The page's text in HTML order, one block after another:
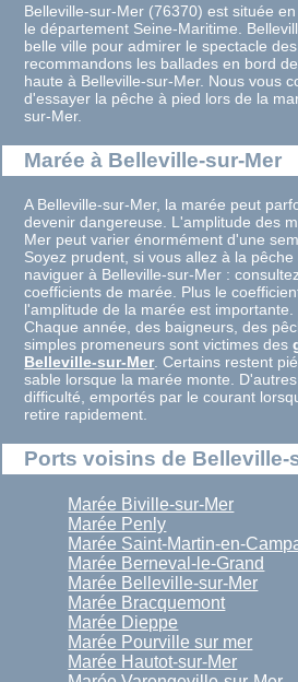
Belleville-sur-Mer (76370) est située
le département Seine-Maritime.
belle ville pour admirer le spectacle
recommandons les ballades en bord
haute à Belleville-sur-Mer. Nous vous
d'essayer la pêche à pied lors de la
sur-Mer.
Marée à Belleville-sur-Mer
A Belleville-sur-Mer, la marée peut
devenir dangereuse. L'amplitude des
Mer peut varier énormément d'une
Soyez prudent, si vous allez à la
naviguer à Belleville-sur-Mer :
coefficients de marée. Plus le
l'amplitude de la marée est importante.
Chaque année, des baigneurs, des
simples promeneurs sont victimes des
Belleville-sur-Mer. Certains restent
sable lorsque la marée monte.
difficulté, emportés par le courant
retire rapidement.
Ports voisins de Belleville-
Marée Biville-sur-Mer
Marée Penly
Marée Saint-Martin-en-
Marée Berneval-le-Grand
Marée Belleville-sur-Mer
Marée Bracquemont
Marée Dieppe
Marée Pourville sur mer
Marée Hautot-sur-Mer